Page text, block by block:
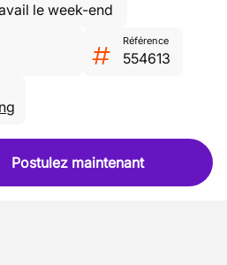
le week-end
Référence
554613
Postulez maintenant